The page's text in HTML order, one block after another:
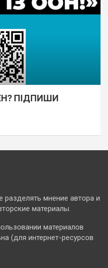
ПІДПИШИ
мнение автора и
материалы.
материалов
(для интернет-ресурсов